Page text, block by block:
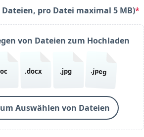
pro Datei maximal 5 MB)*
von Dateien zum Hochladen
.docx .jpg .jpeg
Auswählen von Dateien